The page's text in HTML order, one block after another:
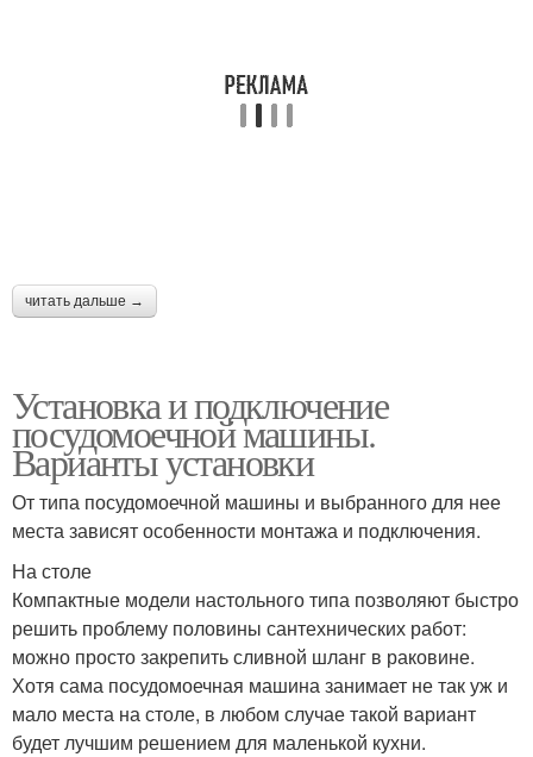
читать дальше →
Установка и подключение
посудомоечной машины.
Варианты установки
От типа посудомоечной машины и выбранного для нее
места зависят особенности монтажа и подключения.
На столе
Компактные модели настольного типа позволяют быстро
решить проблему половины сантехнических работ:
можно просто закрепить сливной шланг в раковине.
Хотя сама посудомоечная машина занимает не так уж и
мало места на столе, в любом случае такой вариант
будет лучшим решением для маленькой кухни.